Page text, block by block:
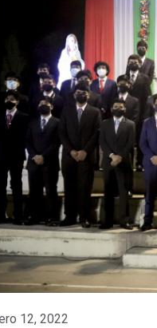
12, 2022